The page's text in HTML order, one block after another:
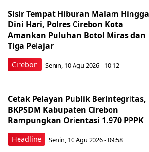
Cirebon
Sisir Tempat Hiburan Malam Hingga
Dini Hari, Polres Cirebon Kota
Amankan Puluhan Botol Miras dan
Tiga Pelajar
Senin, 10 Agu 2026 - 10:12
Headline
Cetak Pelayan Publik Berintegritas,
BKPSDM Kabupaten Cirebon
Rampungkan Orientasi 1.970 PPPK
Senin, 10 Agu 2026 - 09:58